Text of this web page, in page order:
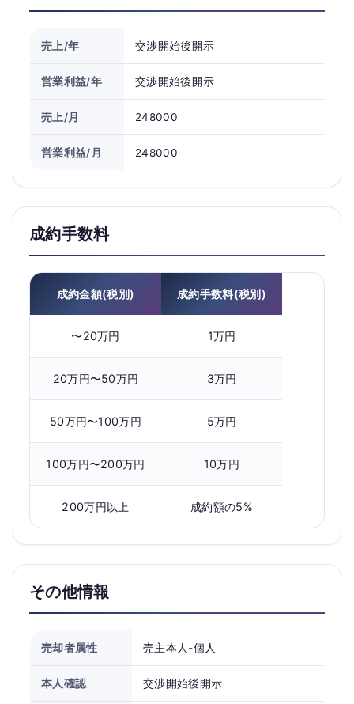
売上/年 交渉開始後開示
営業利益/年 交渉開始後開示
売上/月 248000
営業利益/月 248000
成約手数料
成約金額(税別) 成約手数料(税別)
〜20万円 1万円
20万円〜50万円 3万円
50万円〜100万円 5万円
100万円〜200万円 10万円
200万円以上 成約額の5%
その他情報
売却者属性 売主本人-個人
本人確認 交渉開始後開示